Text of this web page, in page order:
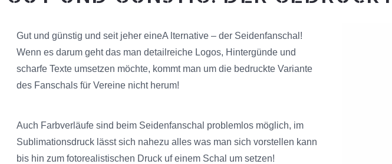
Gut und günstig und seit jeher eineA lternative – der Seidenfanschal!
Wenn es darum geht das man detailreiche Logos, Hintergünde und
scharfe Texte umsetzen möchte, kommt man um die bedruckte Variante
des Fanschals für Vereine nicht herum!
Auch Farbverläufe sind beim Seidenfanschal problemlos möglich, im
Sublimationsdruck lässt sich nahezu alles was man sich vorstellen kann
bis hin zum fotorealistischen Druck uf einem Schal um setzen!